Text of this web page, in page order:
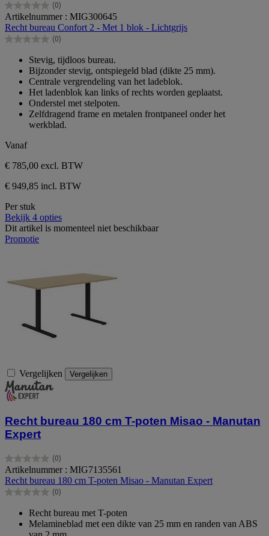
(0)
0.0
van
de
5
Artikelnummer : MIG300645
Recht bureau Confort 2 - Met 1 blok - Lichtgrijs
(0)
0.0
sterren.
Stevig, tijdloos bureau.
Bijzonder stevig, ontspiegeld blad (dikte 25 mm).
Centrale vergrendeling van het ladeblok.
Het ladenblok kan links of rechts worden geplaatst.
Onderstel met stelpoten.
Zelfdragend frame en metalen frontpaneel onder het
werkblad.
Vanaf
€ 785,00 excl. BTW
€ 949,85 incl. BTW
Per stuk
Bekijk 4 opties
Dit artikel is momenteel niet beschikbaar
Promotie
Vergelijken Vergelijken
Recht bureau 180 cm T-poten Misao - Manutan
Expert
(0)
0.0
van
de
5
Artikelnummer : MIG7135561
Recht bureau 180 cm T-poten Misao - Manutan Expert
(0)
0.0
Recht bureau met T-poten
Melamineblad met een dikte van 25 mm en randen van ABS